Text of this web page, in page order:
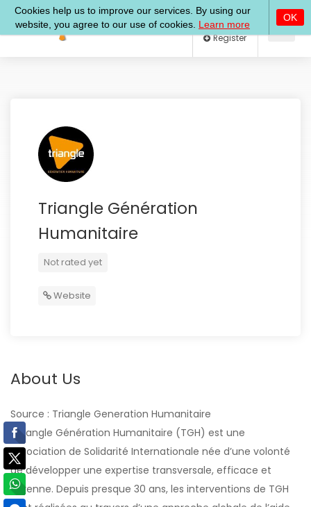
Log In
Triangle Génération
Humanitaire
Not rated yet
Website
About Us
Source : Triangle Generation Humanitaire
“Triangle Génération Humanitaire (TGH) est une
association de Solidarité Internationale née d’une volonté
de développer une expertise transversale, efficace et
pérenne. Depuis presque 30 ans, les interventions de TGH